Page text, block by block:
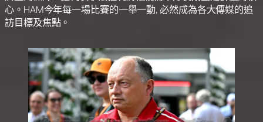
心。HAM今年每一場比賽的一舉一動, 必然成為各大傳媒的追
訪目標及焦點。